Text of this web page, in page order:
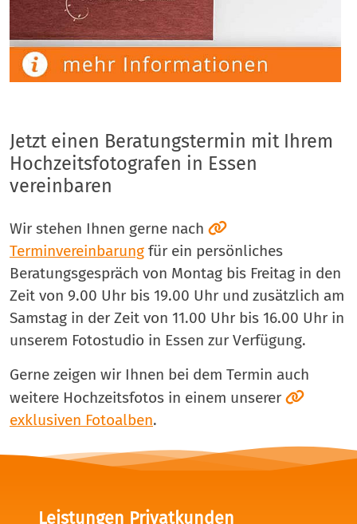
Jetzt einen Beratungstermin mit Ihrem
Hochzeitsfotografen in Essen
vereinbaren
Wir stehen Ihnen gerne nach
Terminvereinbarung für ein persönliches
Beratungsgespräch von Montag bis Freitag in den
Zeit von 9.00 Uhr bis 19.00 Uhr und zusätzlich am
Samstag in der Zeit von 11.00 Uhr bis 16.00 Uhr in
unserem Fotostudio in Essen zur Verfügung.
Gerne zeigen wir Ihnen bei dem Termin auch
weitere Hochzeitsfotos in einem unserer
exklusiven Fotoalben.
Leistungen Privatkunden